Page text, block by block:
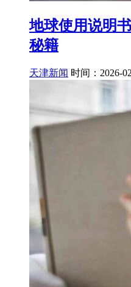
地球使用说明
秘籍
天津新闻 时间：2026-